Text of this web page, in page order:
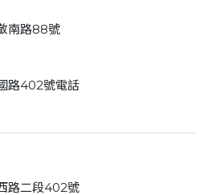
南路88號
路402號電話
路二段402號